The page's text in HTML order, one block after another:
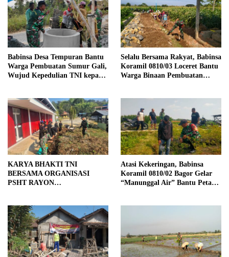
Babinsa Desa Tempuran Bantu
Warga Pembuatan Sumur Gali,
Wujud Kepedulian TNI kepada
Selalu Bersama Rakyat, Babinsa
Koramil 0810/03 Loceret Bantu
Warga Binaan Pembuatan
KARYA BHAKTI TNI
BERSAMA ORGANISASI
PSHT RAYON
ROYONG DAN
KEMANUNGGALAN TNI-
RAKYAT
Atasi Kekeringan, Babinsa
Koramil 0810/02 Bagor Gelar
“Manunggal Air” Bantu Petani